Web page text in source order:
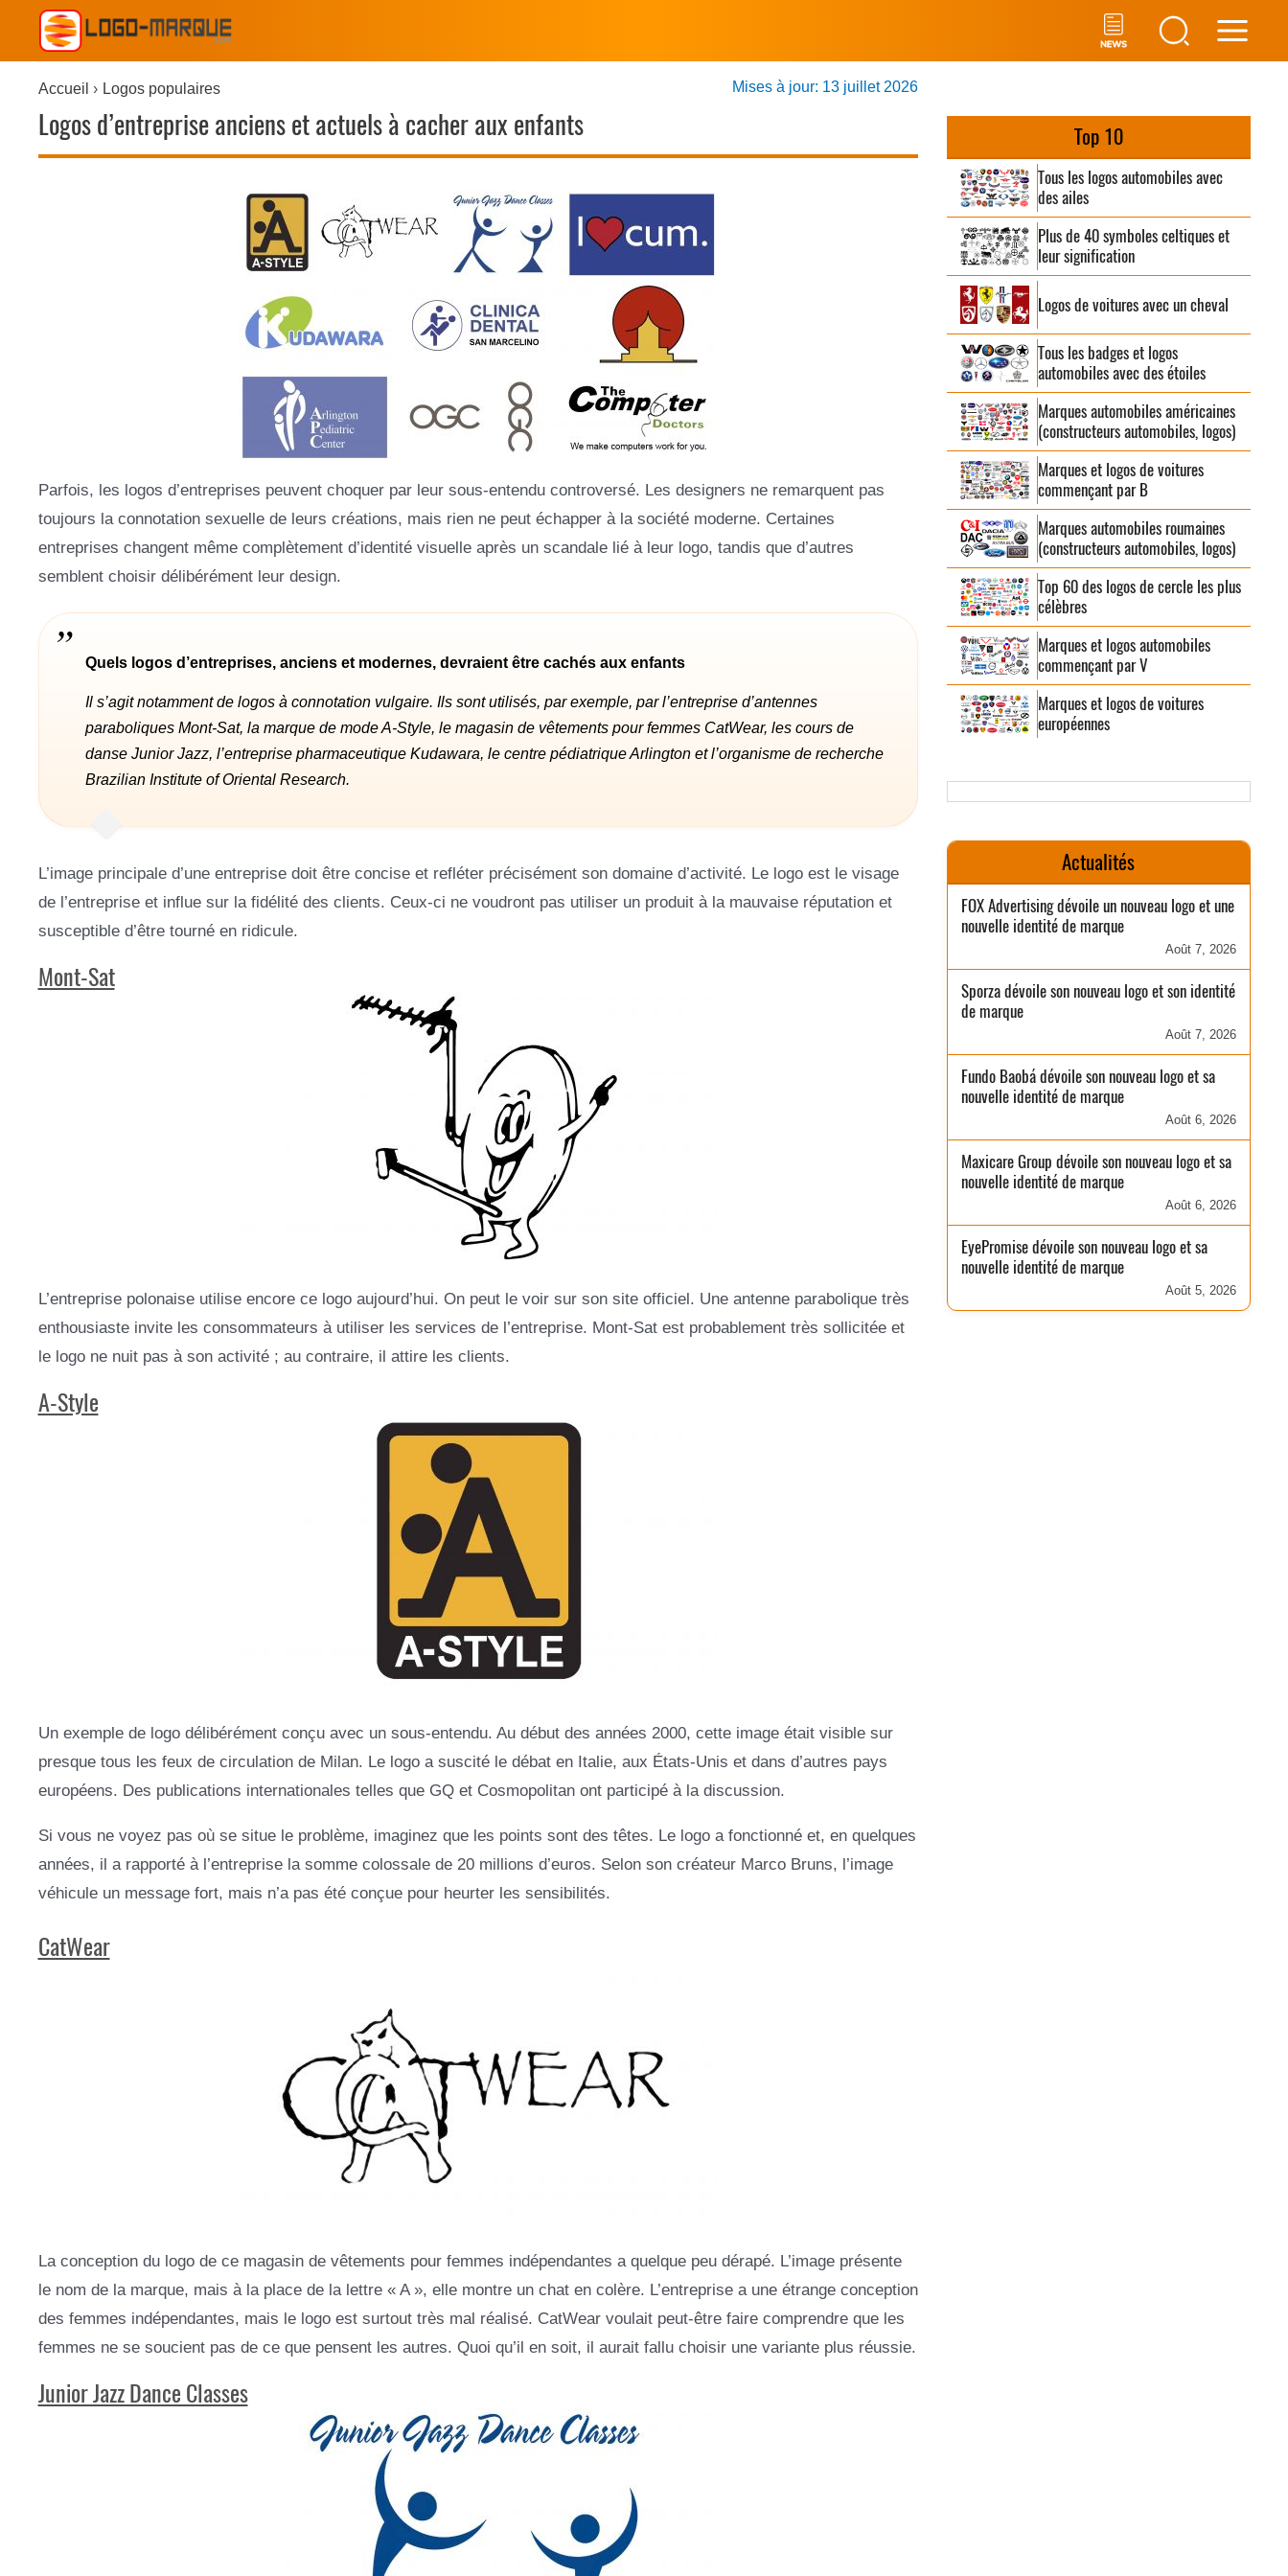
Accueil Logos populaires
Logos d’entreprise anciens et actuels à cacher aux enfants
Mises à jour: 13 juillet 2026
Parfois, les logos d’entreprises peuvent choquer par leur sous-entendu controversé. Les designers ne remarquent pas
toujours la connotation sexuelle de leurs créations, mais rien ne peut échapper à la société moderne. Certaines
entreprises changent même complètement d’identité visuelle après un scandale lié à leur logo, tandis que d’autres
semblent choisir délibérément leur design.
Quels logos d’entreprises, anciens et modernes, devraient être cachés aux enfants
Il s’agit notamment de logos à connotation vulgaire. Ils sont utilisés, par exemple, par l’entreprise d’antennes
paraboliques Mont-Sat, la marque de mode A-Style, le magasin de vêtements pour femmes CatWear, les cours de
danse Junior Jazz, l’entreprise pharmaceutique Kudawara, le centre pédiatrique Arlington et l’organisme de recherche
Brazilian Institute of Oriental Research.
L’image principale d’une entreprise doit être concise et refléter précisément son domaine d’activité. Le logo est le visage
de l’entreprise et influe sur la fidélité des clients. Ceux-ci ne voudront pas utiliser un produit à la mauvaise réputation et
susceptible d’être tourné en ridicule.
Mont-Sat
L’entreprise polonaise utilise encore ce logo aujourd’hui. On peut le voir sur son site officiel. Une antenne parabolique très
enthousiaste invite les consommateurs à utiliser les services de l’entreprise. Mont-Sat est probablement très sollicitée et
le logo ne nuit pas à son activité ; au contraire, il attire les clients.
A-Style
Un exemple de logo délibérément conçu avec un sous-entendu. Au début des années 2000, cette image était visible sur
presque tous les feux de circulation de Milan. Le logo a suscité le débat en Italie, aux États-Unis et dans d’autres pays
européens. Des publications internationales telles que GQ et Cosmopolitan ont participé à la discussion.
Si vous ne voyez pas où se situe le problème, imaginez que les points sont des têtes. Le logo a fonctionné et, en quelques
années, il a rapporté à l’entreprise la somme colossale de 20 millions d’euros. Selon son créateur Marco Bruns, l’image
véhicule un message fort, mais n’a pas été conçue pour heurter les sensibilités.
CatWear
La conception du logo de ce magasin de vêtements pour femmes indépendantes a quelque peu dérapé. L’image présente
le nom de la marque, mais à la place de la lettre « A », elle montre un chat en colère. L’entreprise a une étrange conception
des femmes indépendantes, mais le logo est surtout très mal réalisé. CatWear voulait peut-être faire comprendre que les
femmes ne se soucient pas de ce que pensent les autres. Quoi qu’il en soit, il aurait fallu choisir une variante plus réussie.
Junior Jazz Dance Classes
Top 10
Tous les logos automobiles avec
des ailes
Plus de 40 symboles celtiques et
leur signification
Logos de voitures avec un cheval
Tous les badges et logos
automobiles avec des étoiles
Marques automobiles américaines
(constructeurs automobiles, logos)
Marques et logos de voitures
commençant par B
Marques automobiles roumaines
(constructeurs automobiles, logos)
Top 60 des logos de cercle les plus
célèbres
Marques et logos automobiles
commençant par V
Marques et logos de voitures
européennes
Actualités
FOX Advertising dévoile un nouveau logo et une
nouvelle identité de marque
Août 7, 2026
Sporza dévoile son nouveau logo et son identité
de marque
Août 7, 2026
Fundo Baobá dévoile son nouveau logo et sa
nouvelle identité de marque
Août 6, 2026
Maxicare Group dévoile son nouveau logo et sa
nouvelle identité de marque
Août 6, 2026
EyePromise dévoile son nouveau logo et sa
nouvelle identité de marque
Août 5, 2026